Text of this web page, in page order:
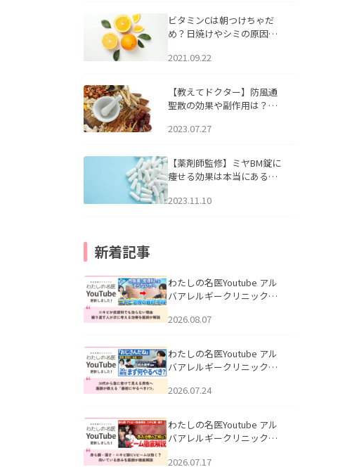
ビタミンCは朝つけちゃだ
め？日焼けやシミの原因に
2021.09.22
【教えてドクター】防風通
聖散の効果や副作用は？長
2023.07.27
【薬剤師監修】ミヤBM錠に
痩せる効果は本当にある
2023.11.10
新着記事
わたしの名医Youtube アル
バアレルギークリニック札
らない理由｜繰り返す人が
説」を公開いたしました。
2026.08.07
わたしの名医Youtube アル
バアレルギークリニック札
える男性へ｜医師が教える
公開いたしました。
2026.07.24
わたしの名医Youtube アル
バアレルギークリニック札
2026.07.17